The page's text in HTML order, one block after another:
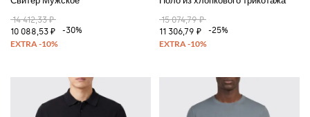
14 412,33 ₽
10 088,53 ₽
-30%
15 074,79 ₽
11 306,79 ₽
-25%